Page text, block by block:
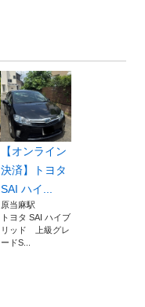
【オンライン
決済】トヨタ
SAI ハイ...
原当麻駅
トヨタ SAI ハイブ
リッド 上級グレ
ードS...